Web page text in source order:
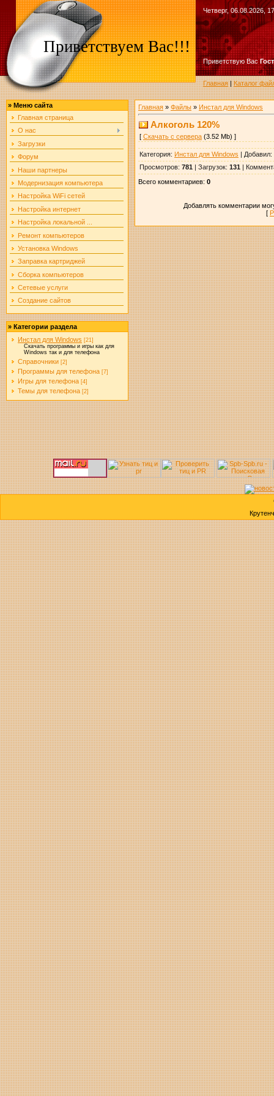
Приветствуем Вас!!!
Четверг, 06.08.2026,
Приветствую Вас
Главная|Каталог
» Меню сайта
Главная страница
О нас
Загрузки
Форум
Наши партнеры
Модернизация компьютера
Настройка WiFi сетей
Настройка интернет
Настройка локальной ...
Ремонт компьютеров
Установка Windows
Заправка картриджей
Сборка компьютеров
Сетевые услуги
Создание сайтов
» Категории раздела
Инстал для Windows [21]
Скачать программы и игры как для
Windows так и для телефона
Справочники [2]
Программы для телефона [7]
Игры для телефона [4]
Темы для телефона [2]
Главная» Файлы» Инстал для Windows
Алкоголь 120%
[ Скачать с сервера(3.52 Mb) ]
Категория: Инстал для Windows | Добавил:
Просмотров: 781| Загрузок: 131|
Всего комментариев: 0
Добавлять комментарии
[